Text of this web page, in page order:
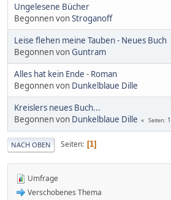
Ungelesene Bücher
Begonnen vonStroganoff
Leise flehen meine Tauben - Neues Buch
Begonnen vonGuntram
Alles hat kein Ende - Roman
Begonnen von Dunkelblaue Dille
Kreislers neues Buch...
Begonnen von Dunkelblaue Dille Seiten 1
NACH OBEN Seiten 1
Umfrage
Verschobenes Thema